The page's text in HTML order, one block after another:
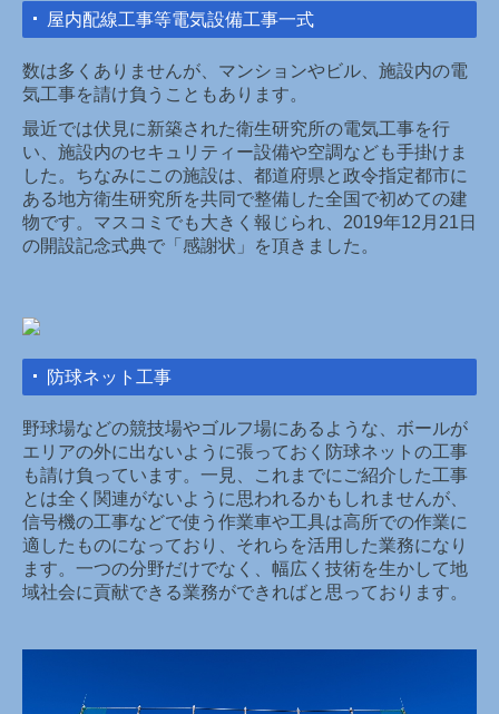
屋内配線工事等電気設備工事一式
数は多くありませんが、マンションやビル、施設内の電
気工事を請け負うこともあります。
最近では伏見に新築された衛生研究所の電気工事を行
い、施設内のセキュリティー設備や空調なども手掛けま
した。ちなみにこの施設は、都道府県と政令指定都市に
ある地方衛生研究所を共同で整備した全国で初めての建
物です。マスコミでも大きく報じられ、2019年12月21日
の開設記念式典で「感謝状」を頂きました。
防球ネット工事
野球場などの競技場やゴルフ場にあるような、ボールが
エリアの外に出ないように張っておく防球ネットの工事
も請け負っています。一見、これまでにご紹介した工事
とは全く関連がないように思われるかもしれませんが、
信号機の工事などで使う作業車や工具は高所での作業に
適したものになっており、それらを活用した業務になり
ます。一つの分野だけでなく、幅広く技術を生かして地
域社会に貢献できる業務ができればと思っております。